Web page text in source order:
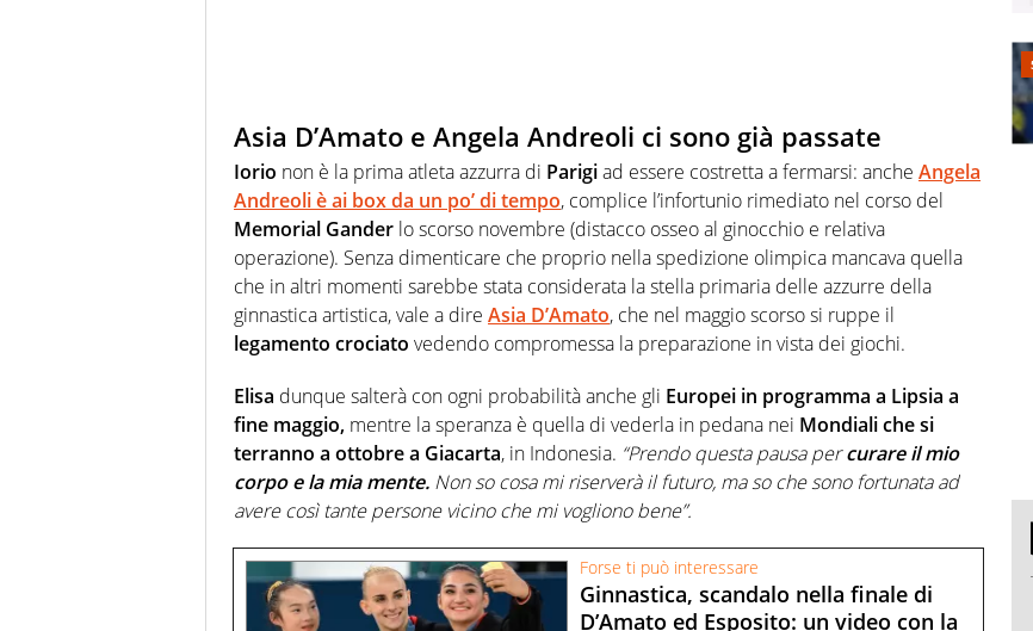
Asia D’Amato e Angela Andreoli ci sono già passate
Iorio non è la prima atleta azzurra di Parigiad essere costretta a fermarsi: anche Angela
Andreoli è ai box da un po’ di tempo, complice l’infortunio rimediato nel corso del
Memorial Gander lo scorso novembre (distacco osseo al ginocchio e relativa
operazione). Senza dimenticare che proprio nella spedizione olimpica mancava quella
che in altri momenti sarebbe stata considerata la stella primaria delle azzurre della
ginnastica artistica, vale a dire Asia D’Amato, che nel maggio scorso si ruppe il
legamento crociato vedendo compromessa la preparazione in vista dei giochi.
Elisa dunque salterà con ogni probabilità anche gli Europei in programma a Lipsia a
fine maggio, mentre la speranza è quella di vederla in pedana nei Mondialiche si
terranno a ottobre a Giacarta, in Indonesia. “Prendo questa pausa percurare il mio
corpo e la mia mente. Non so cosa mi riserverà il futuro, ma so che sono fortunata ad
avere così tante persone vicino che mi vogliono bene”.
Forse ti può interessare
Ginnastica, scandalo nella finale di
D’Amato ed Esposito: un video con la